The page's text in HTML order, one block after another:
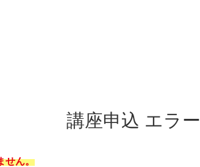
講座申込 エラー
せん。